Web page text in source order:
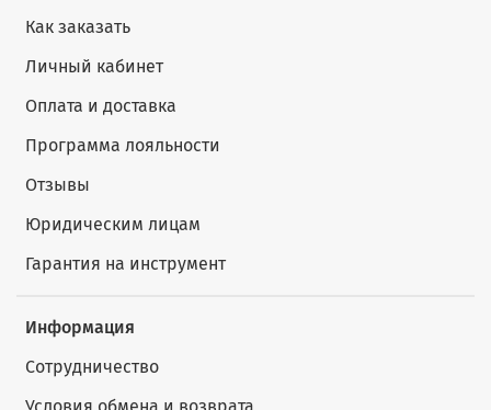
Как заказать
Личный кабинет
Оплата и доставка
Программа лояльности
Отзывы
Юридическим лицам
Гарантия на инструмент
Информация
Сотрудничество